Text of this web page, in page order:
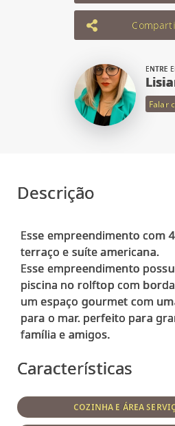
ENTRE
Falar
Descrição
Esse empreendimento com
terraço e suíte americana.
Esse empreendimento
piscina no rolftop com
um espaço gourmet com
para o mar. perfeito para
Características
COZINHA E ÁREA